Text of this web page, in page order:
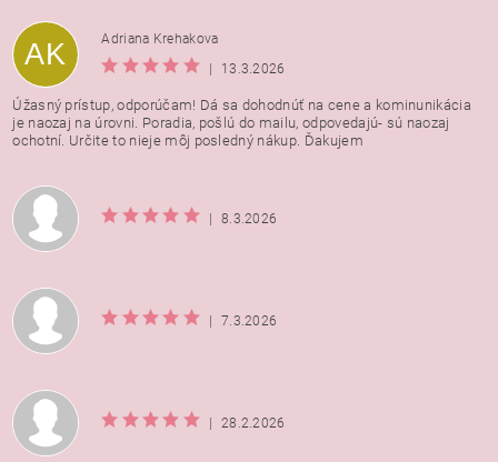
AK
Adriana Krehakova
|
13.3.2026
Úžasný prístup, odporúčam! Dá sa dohodnúť na cene a kominunikácia
je naozaj na úrovni. Poradia, pošlú do mailu, odpovedajú- sú naozaj
ochotní. Určite to nieje môj posledný nákup. Ďakujem
| 8.3.2026
| 7.3.2026
| 28.2.2026